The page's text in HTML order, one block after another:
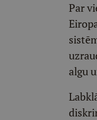
Par
algu